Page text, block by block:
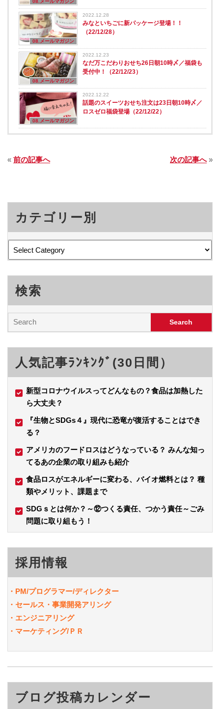
08.メールマガジン
2022.12.28
みなといちごに新パッケージ登場！！
（22/12/28）
08.メールマガジン
2022.12.23
なだ万こだわりおせち26日朝10時〆／福袋も
受付中！（22/12/23）
08.メールマガジン
2022.12.22
話題のスイーツおせち注文は23日朝10時〆／
ロスゼロ福袋登場（22/12/22）
« 前の記事へ 次の記事へ»
カテゴリー別
検索
人気記事ﾗﾝｷﾝｸﾞ(30日間）
新型コロナウイルスってどんなもの？食品は加熱した
ら大丈夫？
『生物とSDGs４』現代に恐竜が復活することはでき
る？
アメリカのフードロスはどうなっている？ みんな知っ
てるあの企業の取り組みも紹介
食品ロスがエネルギーに変わる、バイオ燃料とは？ 種
類やメリット、課題まで
SDGｓとは何か？～⑫つくる責任、つかう責任～ごみ
問題に取り組もう！
採用情報
・PM/プログラマー/ディレクター
・セールス・事業開発アリング
・エンジニアリング
・マーケティング/ＰＲ
ブログ投稿カレンダー